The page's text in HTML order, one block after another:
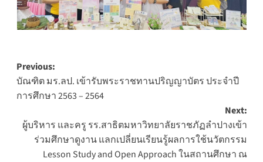
Post
navigation
Previous:
บัณฑิต มร.ลป. เข้ารับพระราชทานปริญญาบัตร ประจำปี
การศึกษา 2563 – 2564
Next:
ผู้บริหาร และครู รร.สาธิตมหาวิทยาลัยราชภัฏลำปางเข้า
ร่วมศึกษาดูงาน แลกเปลี่ยนเรียนรู้ผลการใช้นวัตกรรม
Lesson Study and Open Approach ในสถานศึกษา ณ